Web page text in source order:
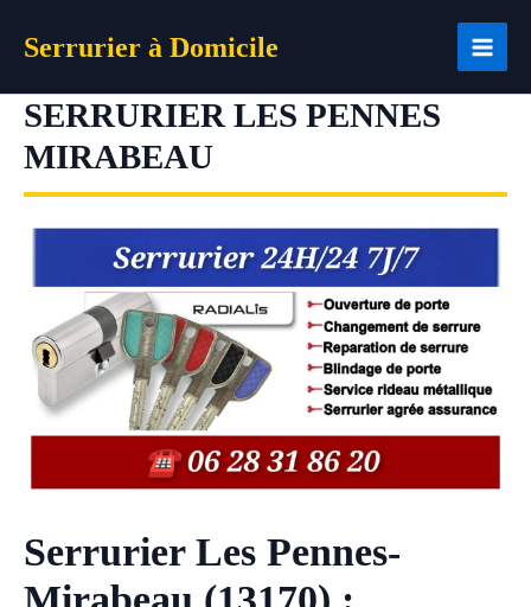
Serrurier à Domicile
SERRURIER LES PENNES
MIRABEAU
Serrurier Les Pennes-